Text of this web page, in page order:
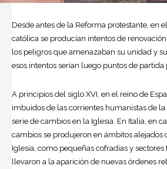
Desde antes de la Reforma protestante, en
católica se producían intentos de
los peligros que amenazaban su unidad y
esos intentos serían luego puntos de
A principios del siglo XVI, en el reino de
imbuidos de las corrientes humanistas de
serie de cambios en la Iglesia. En Italia, en
cambios se produjeron en ámbitos alejados
Iglesia, como pequeñas cofradías y sectores
llevaron a la aparición de nuevas órdenes